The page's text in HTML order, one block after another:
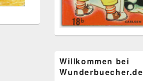
Willkommen bei
Wunderbuecher.de